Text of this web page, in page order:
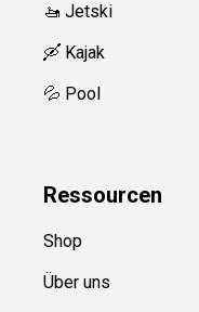
🚤 Jetski
🛶 Kajak
💦 Pool
Ressourcen
Shop
Über uns